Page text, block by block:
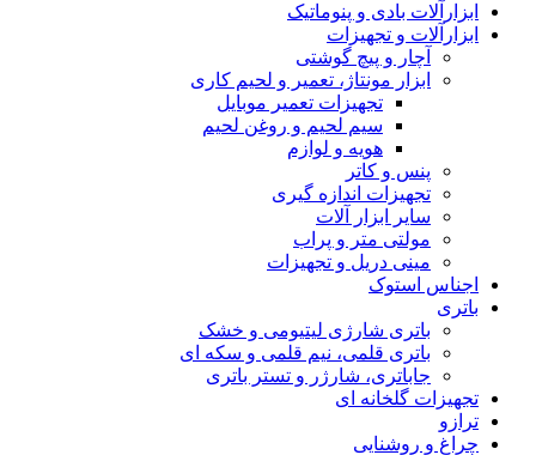
ابزارآلات بادی و پنوماتیک
ابزارآلات و تجهیزات
آچار و پیچ گوشتی
ابزار مونتاژ، تعمیر و لحیم کاری
تجهیزات تعمیر موبایل
سیم لحیم و روغن لحیم
هویه و لوازم
پنس و کاتر
تجهیزات اندازه گیری
سایر ابزار آلات
مولتی متر و پراب
مینی دریل و تجهیزات
اجناس استوک
باتری
باتری شارژی لیتیومی و خشک
باتری قلمی، نیم قلمی و سکه ای
جاباتری، شارژر و تستر باتری
تجهیزات گلخانه ای
ترازو
چراغ و روشنایی